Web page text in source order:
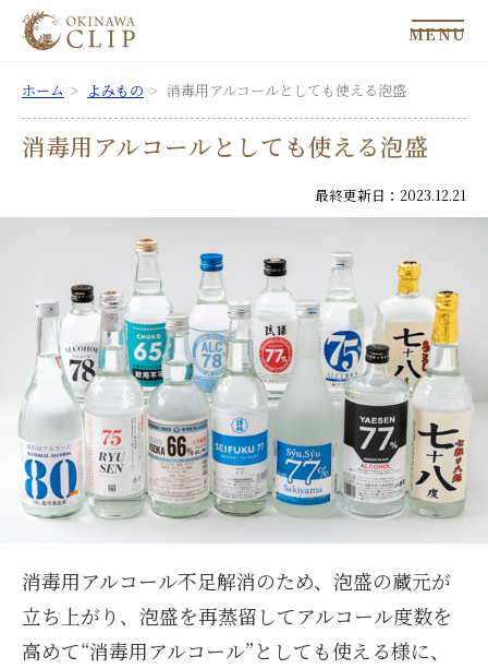
MENU
ホーム よみもの 消毒用アルコールとしても使える泡盛
消毒用アルコールとしても使える泡盛
最終更新日：2023.12.21
消毒用アルコール不足解消のため、泡盛の蔵元が
立ち上がり、泡盛を再蒸留してアルコール度数を
高めて“消毒用アルコール”としても使える様に、